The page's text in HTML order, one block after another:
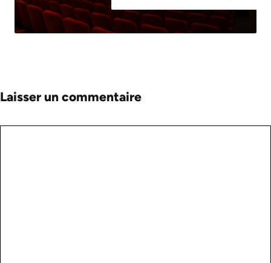
Laisser un commentaire